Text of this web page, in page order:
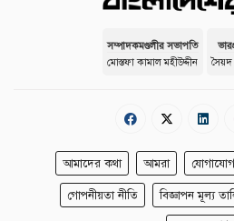
সম্পাদকমণ্ডলীর সভাপতি
মোস্তফা কামাল মহীউদ্দীন
সৈয়দ
আমাদের কথা আমরা যোগাযোগ
গোপনীয়তা নীতি বিজ্ঞাপন মূল্য